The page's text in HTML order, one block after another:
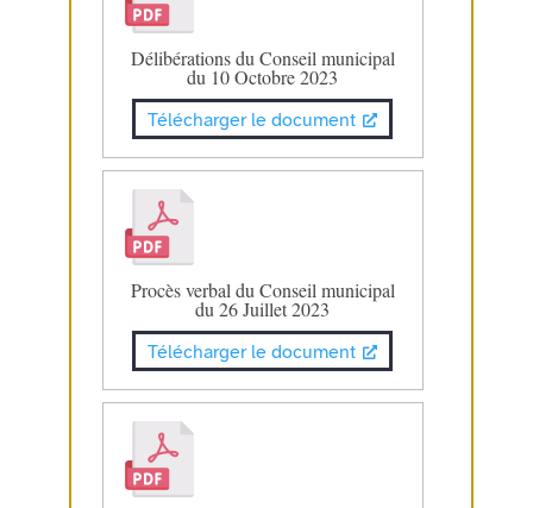
Délibérations du Conseil municipal
du 10 Octobre 2023
Télécharger le document
Procès verbal du Conseil municipal
du 26 Juillet 2023
Télécharger le document